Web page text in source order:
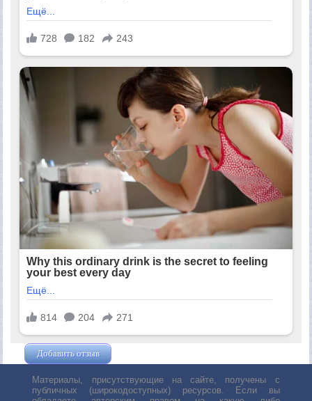
Добавить отзыв
Материалы, присутствующие на сайте, получены с
публичных (широкодоступных) ресурсов. Если вы